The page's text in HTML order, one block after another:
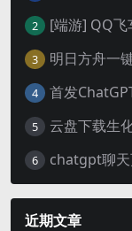
2
3 明日方舟一
4 首发
5
6 chatgpt聊
近期文章